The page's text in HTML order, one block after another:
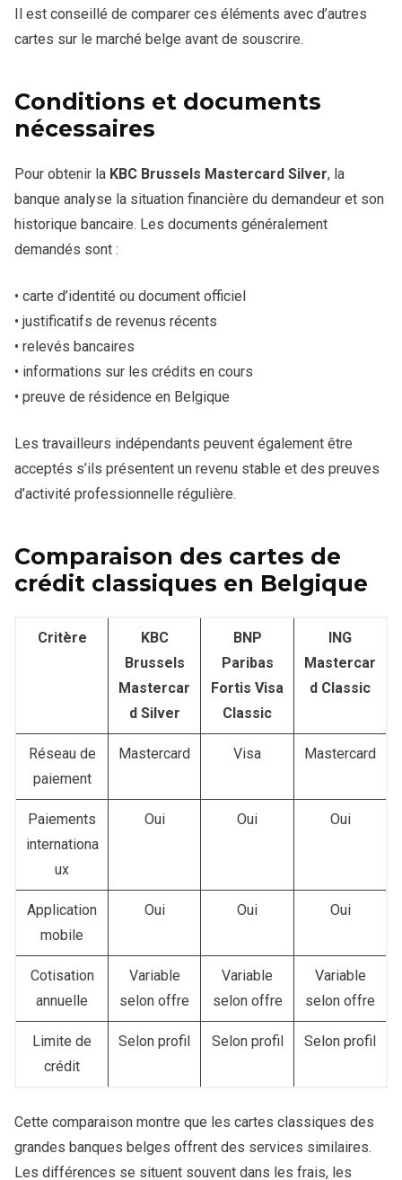
Il est conseillé de comparer ces éléments avec d’autres
cartes sur le marché belge avant de souscrire.
Conditions et documents
nécessaires
Pour obtenir la KBC Brussels Mastercard Silver, la
banque analyse la situation financière du demandeur et son
historique bancaire. Les documents généralement
demandés sont :
• carte d’identité ou document officiel
• justificatifs de revenus récents
• relevés bancaires
• informations sur les crédits en cours
• preuve de résidence en Belgique
Les travailleurs indépendants peuvent également être
acceptés s’ils présentent un revenu stable et des preuves
d’activité professionnelle régulière.
Comparaison des cartes de
crédit classiques en Belgique
Critère
KBC
Brussels
Mastercar
d Silver
BNP
Paribas
Fortis Visa
Classic
ING
Mastercar
d Classic
Réseau de
paiement
Mastercard Visa Mastercard
Paiements
internationa
ux
Oui Oui Oui
Application
mobile
Oui Oui Oui
Cotisation
annuelle
Variable
selon offre
Variable
selon offre
Variable
selon offre
Limite de
crédit
Selon profil Selon profil Selon profil
Cette comparaison montre que les cartes classiques des
grandes banques belges offrent des services similaires.
Les différences se situent souvent dans les frais, les